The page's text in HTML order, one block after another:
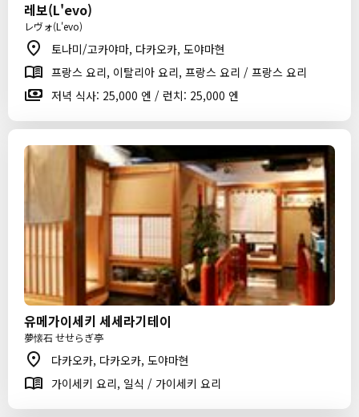
레보(L'evo)
レヴォ(L'evo)
토나미/고카야마, 다카오카, 도야마현
프랑스 요리, 이탈리아 요리, 프랑스 요리 / 프랑스 요리
저녁 식사: 25,000 엔 / 런치: 25,000 엔
유메가이세키 세세라기테이
夢懐石 せせらぎ亭
다카오카, 다카오카, 도야마현
가이세키 요리, 일식 / 가이세키 요리